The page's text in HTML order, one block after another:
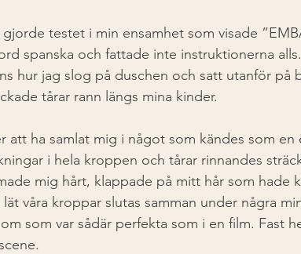
testet i min ensamhet som visade
spanska och fattade inte instruktionerna
hur jag slog på duschen och satt utanför på
tårar rann längs mina kinder.
att ha samlat mig i något som kändes som
i hela kroppen och tårar rinnandes
mig hårt, klappade på mitt hår som hade
lät våra kroppar slutas samman under några
som var sådär perfekta som i en film. Fast